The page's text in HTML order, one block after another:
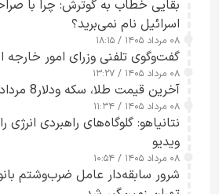
بقایی خطاب به گوترش: چرا با
اسرائیل نام نمی‌برید؟
۰۸ مرداد ۱۴۰۵ / ۱۸:۱۵
گفت‌وگوی تلفنی وزرای امور خارجه
۰۸ مرداد ۱۴۰۵ / ۱۳:۲۷
آخرین قیمت طلا، سکه ودلار8 مرداد1405
۰۸ مرداد ۱۴۰۵ / ۱۱:۳۴
نتانیاهو: گلوگاه‌های راهبردی انرژی
ویدیو
۰۸ مرداد ۱۴۰۵ / ۱۰:۵۴
شرور سابقه‌دار عامل ضرب‌وشتم